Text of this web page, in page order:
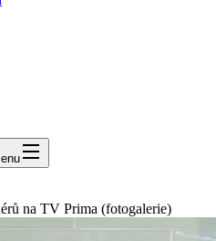
na TV Prima (fotogalerie)